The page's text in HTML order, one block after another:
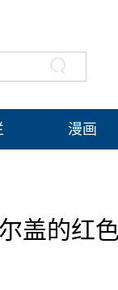
漫画
盖的红